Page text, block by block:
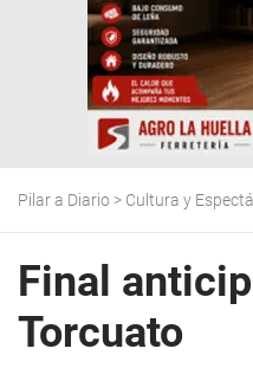
Pilar a Diario > Cultura y
Final
Torcuato